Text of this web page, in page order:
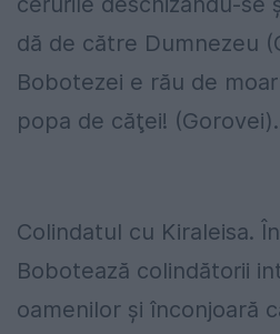
dă de către Dumnezeu
Bobotezei e rău de
popa de căţei! (Gorovei).
Colindatul cu Kiraleisa.
Bobotează colindătorii
oamenilor şi înconjoară